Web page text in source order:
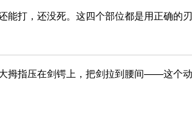
打，还没死。这四个部位都是用正确的刃
拇指压在剑锷上，把剑拉到腰间——这个